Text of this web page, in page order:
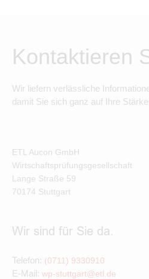
Kontaktieren
Wir liefern verlässliche
damit Sie sich ganz auf Ihre
ETL Aucon GmbH
Wirtschaftsprüfungsgesellschaft
Lange Straße 59
70174 Stuttgart
Wir sind für Sie da.
Telefon: (0711) 9330910
E-Mail: wp-stuttgart@etl.de